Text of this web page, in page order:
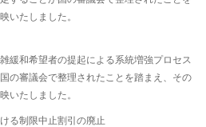
いたしました。
緩和希望者の提起による系統増強プロセス
の審議会で整理されたことを踏まえ、その
いたしました。
る制限中止割引の廃止